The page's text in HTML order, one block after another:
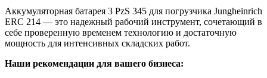
Аккумуляторная батарея 3 PzS 345 для погрузчика Jungheinrich
ERC 214 — это надежный рабочий инструмент, сочетающий в
себе проверенную временем технологию и достаточную
мощность для интенсивных складских работ.
Наши рекомендации для вашего бизнеса: